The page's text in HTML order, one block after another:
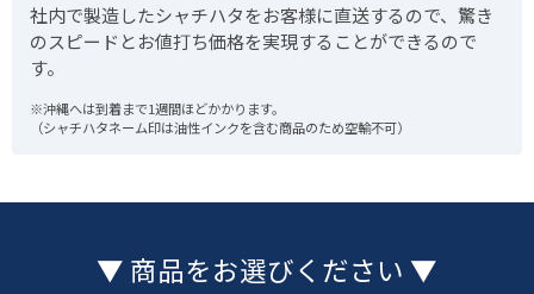
社内で製造したシャチハタをお客様に直送するので、驚き
のスピードとお値打ち価格を実現することができるので
す。
※沖縄へは到着まで1週間ほどかかります。
（シャチハタネーム印は油性インクを含む商品のため空輸不可）
▼ 商品をお選びください ▼